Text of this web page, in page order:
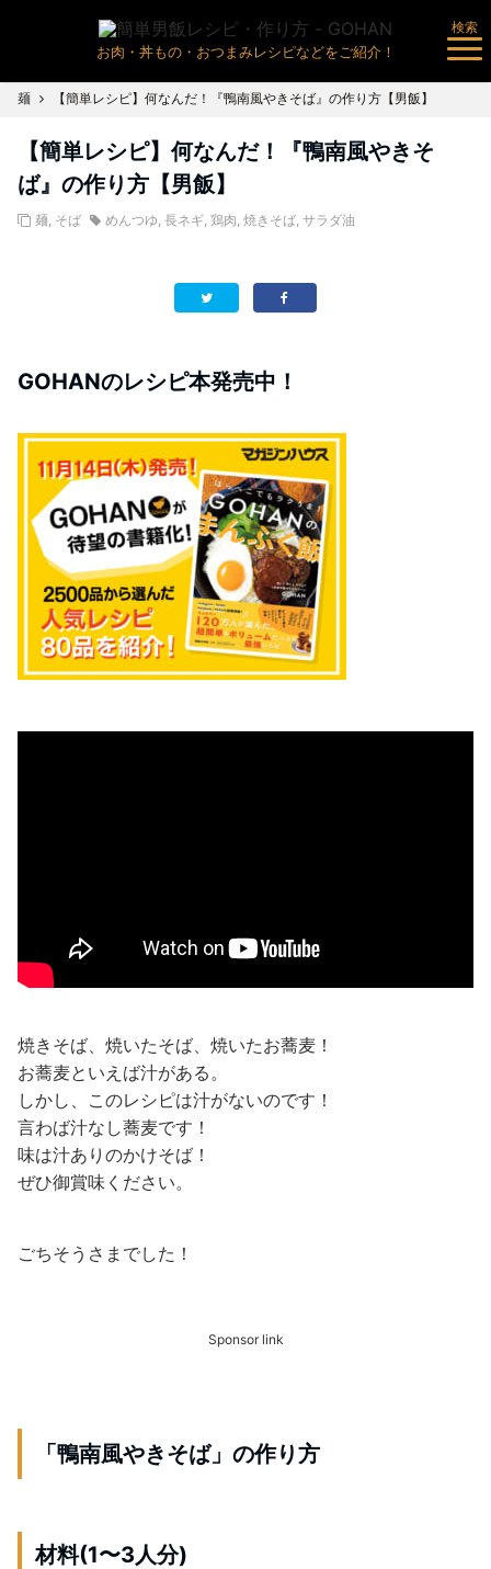
お肉・丼もの・おつまみレシピなどをご紹介！
検索
麺 【簡単レシピ】何なんだ！『鴨南風やきそば』の作り方【男飯】
【簡単レシピ】何なんだ！『鴨南風やきそ
ば』の作り方【男飯】
麺, そば めんつゆ, 長ネギ, 鶏肉, 焼きそば, サラダ油
GOHANのレシピ本発売中！
焼きそば、焼いたそば、焼いたお蕎麦！
お蕎麦といえば汁がある。
しかし、このレシピは汁がないのです！
言わば汁なし蕎麦です！
味は汁ありのかけそば！
ぜひ御賞味ください。
ごちそうさまでした！
Sponsor link
「鴨南風やきそば」の作り方
材料(1〜3人分)